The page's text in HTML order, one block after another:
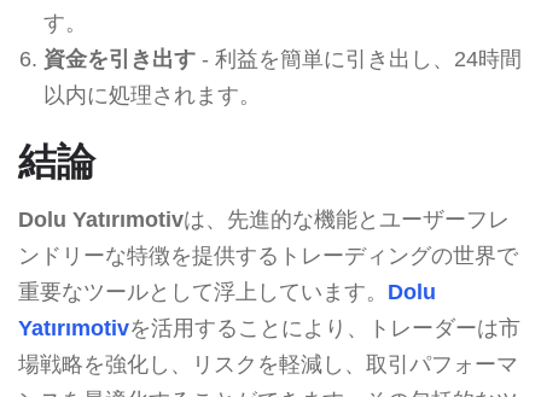
す。
資金を引き出す- 利益を簡単に引き出し、24時間
以内に処理されます。
結論
Dolu Yatırımotivは、先進的な機能とユーザーフレ
ンドリーな特徴を提供するトレーディングの世界で
重要なツールとして浮上しています。 Dolu
Yatırımotivを活用することにより、トレーダーは市
場戦略を強化し、リスクを軽減し、取引パフォーマ